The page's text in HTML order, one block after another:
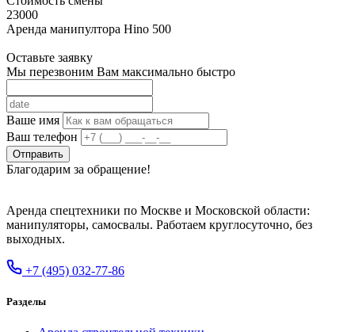
23000
Аренда манипултора Hino 500
Оставьте заявку
Мы перезвоним Вам максимально быстро
Ваше имя
Ваш телефон
Отправить
Благодарим за обращение!
Аренда спецтехники по Москве и Московской области:
манипуляторы, самосвалы. Работаем круглосуточно, без
выходных.
+7 (495) 032-77-86
Разделы